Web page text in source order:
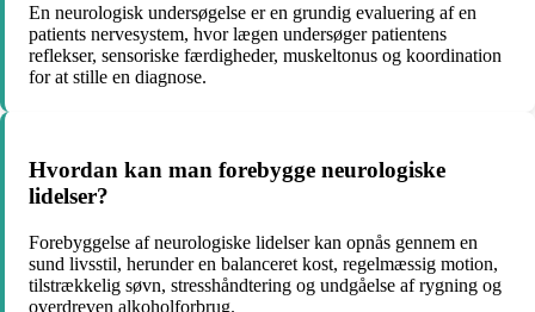
En neurologisk undersøgelse er en grundig evaluering af en
patients nervesystem, hvor lægen undersøger patientens
reflekser, sensoriske færdigheder, muskeltonus og koordination
for at stille en diagnose.
Hvordan kan man forebygge neurologiske
lidelser?
Forebyggelse af neurologiske lidelser kan opnås gennem en
sund livsstil, herunder en balanceret kost, regelmæssig motion,
tilstrækkelig søvn, stresshåndtering og undgåelse af rygning og
overdreven alkoholforbrug.